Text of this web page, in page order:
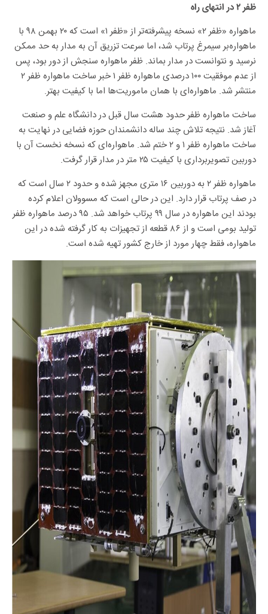
ظفر ۲ در انتهای راه
ماهواره «ظفر ۲» نسخه پیشرفته‌تر از «ظفر ۱» است که ۲۰ بهمن ۹۸ با
ماهواره‌بر سیمرغ پرتاب شد، اما سرعت تزریق آن به مدار به حد ممکن
نرسید و نتوانست در مدار بماند. ظفر ماهواره‌ سنجش از دور بود، پس
از عدم موفقیت ۱۰۰ درصدی ماهواره ظفر ۱ خبر ساخت ماهواره ظفر ۲
منتشر شد. ماهواره‌ای با همان ماموریت‌ها اما با کیفیت بهتر.
ساخت ماهواره ظفر حدود هشت سال قبل در دانشگاه علم و صنعت
آغاز شد. نتیجه تلاش چند ساله دانشمندان حوزه فضایی در نهایت به
ساخت ماهواره ظفر ۱ و ۲ ختم شد. ماهواره‌ای که نسخه نخست آن با
دوربین تصویربرداری با کیفیت ۲۵ متر در مدار قرار گرفت.
ماهواره ظفر ۲ به دوربین ۱۶ متری مجهز شده و حدود ۲ سال است که
در صف پرتاب قرار دارد. این در حالی است که مسوولان اعلام کرده
بودند این ماهواره در سال ۹۹ پرتاب خواهد شد. ۹۵ درصد ماهواره ظفر
تولید بومی است و از ۸۶ قطعه از تجهیزات به کار گرفته شده در این
ماهواره، فقط چهار مورد از خارج کشور تهیه شده است.